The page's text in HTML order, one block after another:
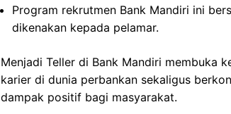
Program rekrutmen Bank Mandiri ini
dikenakan kepada pelamar.
Menjadi Teller di Bank Mandiri membuka
karier di dunia perbankan sekaligus
dampak positif bagi masyarakat.